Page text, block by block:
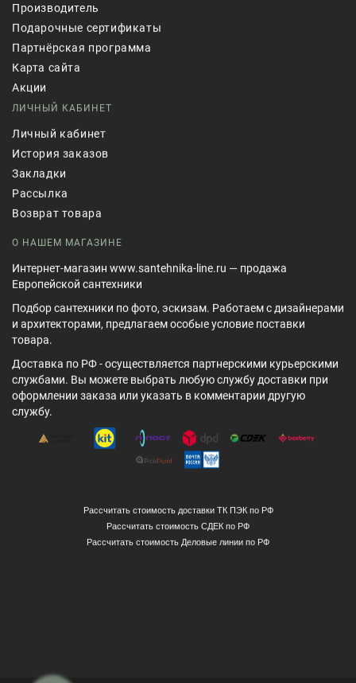
Производитель
Подарочные сертификаты
Партнёрская программа
Карта сайта
Акции
ЛИЧНЫЙ КАБИНЕТ
Личный кабинет
История заказов
Закладки
Рассылка
Возврат товара
О НАШЕМ МАГАЗИНЕ
Интернет-магазин www.santehnika-line.ru — продажа
Европейской сантехники
Подбор сантехники по фото, эскизам. Работаем с дизайнерами
и архитекторами, предлагаем особые условие поставки
товара.
Доставка по РФ - осуществляется партнерскими курьерскими
службами. Вы можете выбрать любую службу доставки при
оформлении заказа или указать в комментарии другую
службу.
Рассчитать стоимость доставки ТК ПЭК по РФ
Рассчитать стоимость СДЕК по РФ
Рассчитать стоимость Деловые линии по РФ